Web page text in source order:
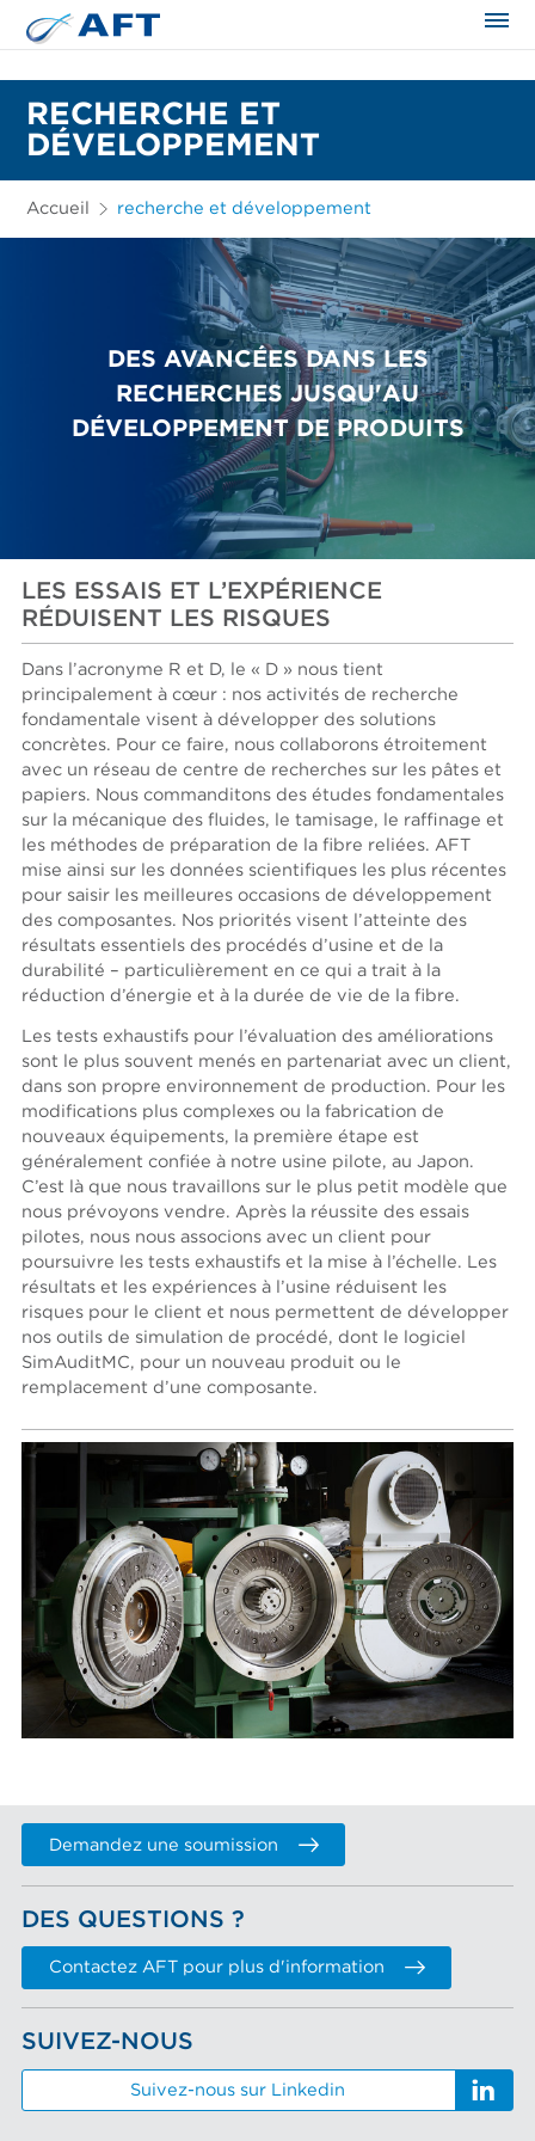
RECHERCHE ET
DÉVELOPPEMENT
Accueil recherche et développement
DES AVANCÉES DANS LES
RECHERCHES JUSQU'AU
DÉVELOPPEMENT DE PRODUITS
LES ESSAIS ET L’EXPÉRIENCE
RÉDUISENT LES RISQUES
Dans l’acronyme R et D, le « D » nous tient
principalement à cœur : nos activités de recherche
fondamentale visent à développer des solutions
concrètes. Pour ce faire, nous collaborons étroitement
avec un réseau de centre de recherches sur les pâtes et
papiers. Nous commanditons des études fondamentales
sur la mécanique des fluides, le tamisage, le raffinage et
les méthodes de préparation de la fibre reliées. AFT
mise ainsi sur les données scientifiques les plus récentes
pour saisir les meilleures occasions de développement
des composantes. Nos priorités visent l’atteinte des
résultats essentiels des procédés d’usine et de la
durabilité – particulièrement en ce qui a trait à la
réduction d’énergie et à la durée de vie de la fibre.
Les tests exhaustifs pour l’évaluation des améliorations
sont le plus souvent menés en partenariat avec un client,
dans son propre environnement de production. Pour les
modifications plus complexes ou la fabrication de
nouveaux équipements, la première étape est
généralement confiée à notre usine pilote, au Japon.
C’est là que nous travaillons sur le plus petit modèle que
nous prévoyons vendre. Après la réussite des essais
pilotes, nous nous associons avec un client pour
poursuivre les tests exhaustifs et la mise à l’échelle. Les
résultats et les expériences à l’usine réduisent les
risques pour le client et nous permettent de développer
nos outils de simulation de procédé, dont le logiciel
SimAuditMC, pour un nouveau produit ou le
remplacement d’une composante.
Demandez une soumission
DES QUESTIONS ?
Contactez AFT pour plus d'information
SUIVEZ-NOUS
Suivez-nous sur Linkedin